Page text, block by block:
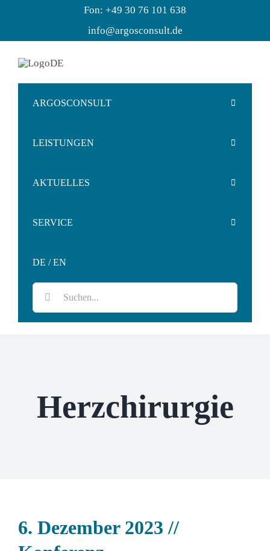
springen
Fon: +49 30 76 101 638
info@argosconsult.de
ARGOSCONSULT
Wer wir sind
Lösungen
Referenzen
Netzwerk
LEISTUNGEN
Ihre Themen
Markterfolgssteuerung
ALPAKA
Produktentwicklung
ProMaRes®
AKTUELLES
Termine
News
Jobs
SERVICE
KONTAKT
Impressum
DE / EN
Herzchirurgie
6. Dezember 2023 //